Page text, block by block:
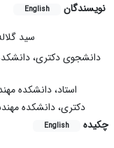
نویسندگان English
سید
استاد، دانشکده
دکتری، دانشکده
چکیده
English